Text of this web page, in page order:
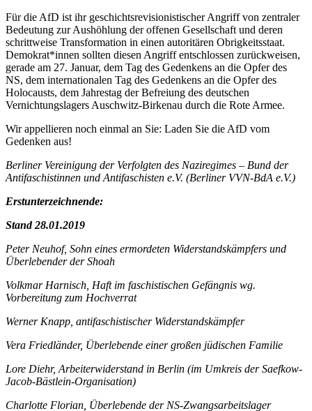
Für die AfD ist ihr geschichtsrevisionistischer Angriff von zentraler
Bedeutung zur Aushöhlung der offenen Gesellschaft und deren
schrittweise Transformation in einen autoritären Obrigkeitsstaat.
Demokrat*innen sollten diesen Angriff entschlossen zurückweisen,
gerade am 27. Januar, dem Tag des Gedenkens an die Opfer des
NS, dem internationalen Tag des Gedenkens an die Opfer des
Holocausts, dem Jahrestag der Befreiung des deutschen
Vernichtungslagers Auschwitz-Birkenau durch die Rote Armee.
Wir appellieren noch einmal an Sie: Laden Sie die AfD vom
Gedenken aus!
Berliner Vereinigung der Verfolgten des Naziregimes – Bund der
Antifaschistinnen und Antifaschisten e.V. (Berliner VVN-BdA e.V.)
Erstunterzeichnende:
Stand 28.01.2019
Peter Neuhof, Sohn eines ermordeten Widerstandskämpfers und
Überlebender der Shoah
Volkmar Harnisch, Haft im faschistischen Gefängnis wg.
Vorbereitung zum Hochverrat
Werner Knapp, antifaschistischer Widerstandskämpfer
Vera Friedländer, Überlebende einer großen jüdischen Familie
Lore Diehr, Arbeiterwiderstand in Berlin (im Umkreis der Saefkow-
Jacob-Bästlein-Organisation)
Charlotte Florian, Überlebende der NS-Zwangsarbeitslager